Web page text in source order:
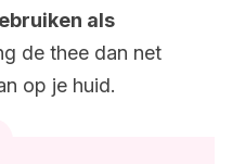
als
de thee dan net
op je huid.